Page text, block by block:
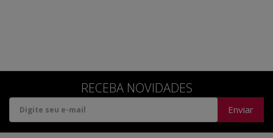
RECEBA NOVIDADES
Enviar